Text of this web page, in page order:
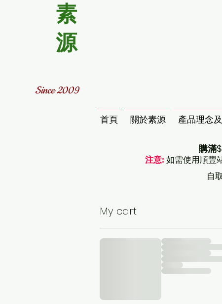
素
源
Since 2009
首頁 關於素源 產品理念
My cart
注意: 如需使用順豐
自
購滿